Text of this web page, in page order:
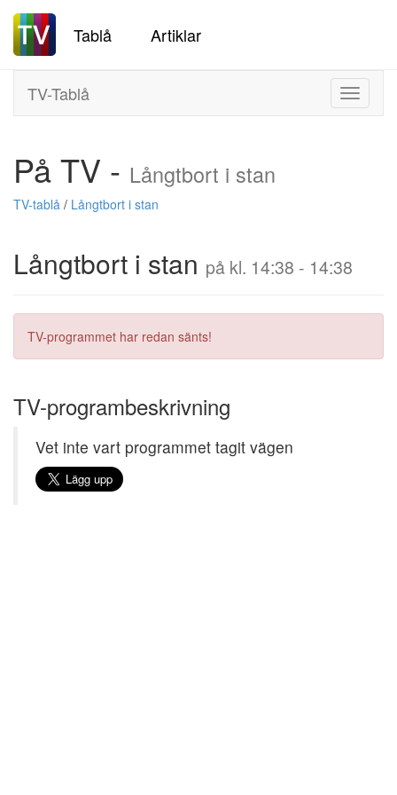
Tablå Artiklar
Toggle
TV-Tablå
På TV - Långtbort i stan
TV-tablå / Långtbort i stan
Långtbort i stan på kl. 14:38 - 14:38
TV-programmet har redan sänts!
TV-programbeskrivning
Vet inte vart programmet tagit vägen